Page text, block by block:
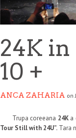
24K in
10 +
ANCA ZAHARIA on
Trupa coreeana 24Ka
Tour Still with 24U”. Tara